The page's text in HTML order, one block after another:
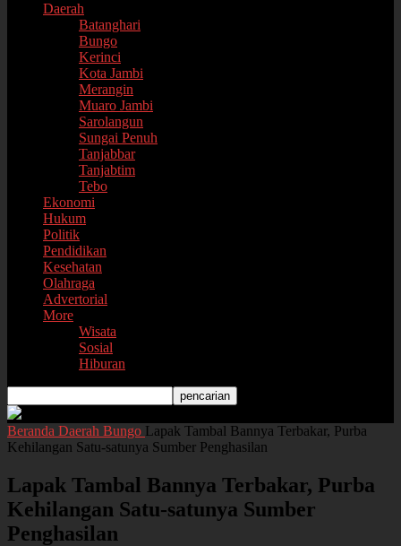
Daerah
Batanghari
Bungo
Kerinci
Kota Jambi
Merangin
Muaro Jambi
Sarolangun
Sungai Penuh
Tanjabbar
Tanjabtim
Tebo
Ekonomi
Hukum
Politik
Pendidikan
Kesehatan
Olahraga
Advertorial
More
Wisata
Sosial
Hiburan
Beranda Daerah Bungo Lapak Tambal Bannya Terbakar, Purba
Kehilangan Satu-satunya Sumber Penghasilan
Lapak Tambal Bannya Terbakar, Purba
Kehilangan Satu-satunya Sumber
Penghasilan